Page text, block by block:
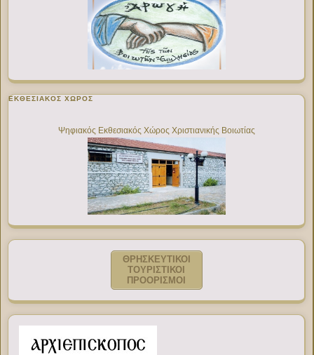
ΕΚΘΕΣΙΑΚΌΣ ΧΏΡΟΣ
Ψηφιακός Εκθεσιακός Χώρος Χριστιανικής Βοιωτίας
ΘΡΗΣΚΕΥΤΙΚΟΙ
ΤΟΥΡΙΣΤΙΚΟΙ
ΠΡΟΟΡΙΣΜΟΙ